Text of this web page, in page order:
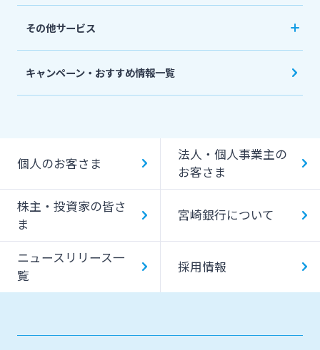
みやぎんPay
デビットカード
その他サービス
ペイジー口座振替受付サービス
キャンペーン・おすすめ情報一覧
個人のお客さま
法人・個人事業主の
お客さま
株主・投資家の皆さ
ま
宮崎銀行について
ニュースリリース一
覧
採用情報